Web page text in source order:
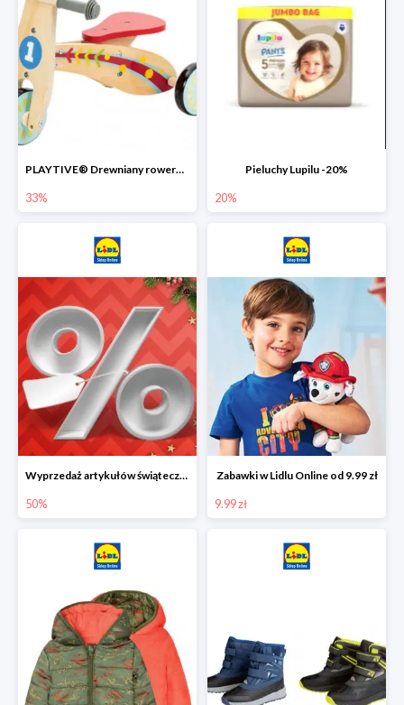
PLAYTIVE® Drewniany rowerek biegowy -33%
33%
Pieluchy Lupilu -20%
20%
Wyprzedaż artykułów świątecznych w Lidlu Online
50%
Zabawki w Lidlu Online od 9.99 zł
9.99 zł